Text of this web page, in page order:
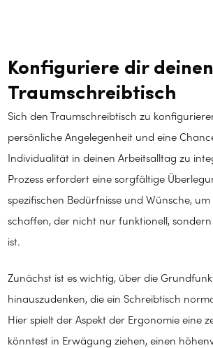
Konfiguriere dir deinen
Traumschreibtisch
Sich den Traumschreibtisch zu
persönliche Angelegenheit und eine
Individualität in deinen Arbeitsalltag zu
Prozess erfordert eine sorgfältige
spezifischen Bedürfnisse und Wünsche, um
schaffen, der nicht nur funktionell,
ist.
Zunächst ist es wichtig, über die
hinauszudenken, die ein Schreibtisch
Hier spielt der Aspekt der Ergonomie eine
könntest in Erwägung ziehen, einen